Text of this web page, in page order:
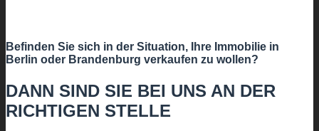
Befinden Sie sich in der Situation, Ihre Immobilie in
Berlin oder Brandenburg verkaufen zu wollen?
DANN SIND SIE BEI UNS AN DER
RICHTIGEN STELLE